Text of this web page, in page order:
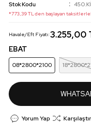
Stok Kodu
*773,39 TL den başlayan taksitlerle!
Havale/Eft Fiyatı:3.255,00
EBAT
08*2800*2100
Yorum Yap Karşılaştır